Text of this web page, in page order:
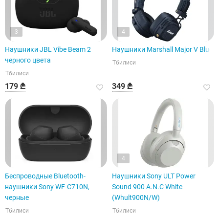
3
Наушники JBL Vibe Beam 2
черного цвета
Тбилиси
179 ₾
4
Наушники Marshall Major V Blue
Тбилиси
349 ₾
Беспроводные Bluetooth-
наушники Sony WF-C710N,
черные
Тбилиси
4
Наушники Sony ULT Power
Sound 900 A.N.C White
(Whult900N/W)
Тбилиси